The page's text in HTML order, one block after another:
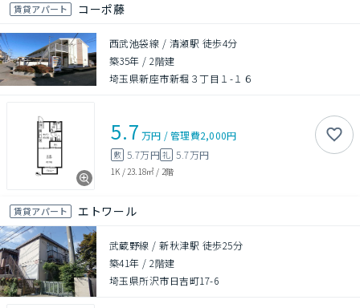
賃貸アパート コーポ藤
西武池袋線 / 清瀬駅 徒歩4分
築35年 /2階建
埼玉県新座市新堀３丁目１-１６
5.7 万円 /管理費2,000円
敷 5.7万円礼 5.7万円
1K / 23.18㎡ / 2階
賃貸アパート エトワール
武蔵野線 / 新秋津駅 徒歩25分
築41年 /2階建
埼玉県所沢市日吉町17-6